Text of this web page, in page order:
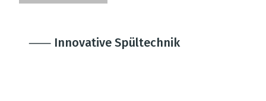
⸺ Innovative Spültechnik